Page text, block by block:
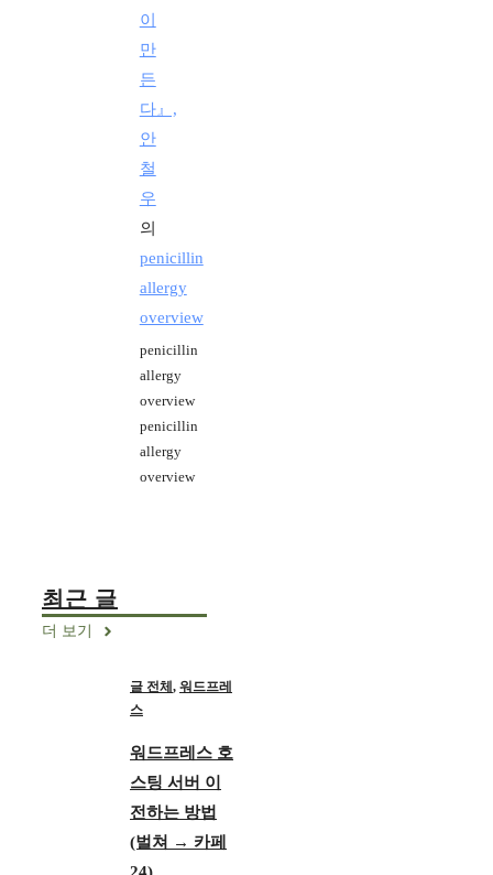
이
만
든
다』,
안
철
우
의
penicillin
allergy
overview
penicillin
allergy
overview
penicillin
allergy
overview
최근 글
더 보기
글 전체 , 워드프레
스
워드프레스 호
스팅 서버 이
전하는 방법
(벌쳐 → 카페